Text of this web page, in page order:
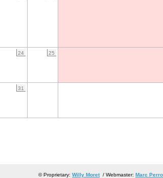
24 25
31
© Proprietary: Willy Moret/ Webmaster: Marc